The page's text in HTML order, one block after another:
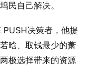
民自己解决。
PUSH决策者，他提
晗、取钱最少的萧
极选择带来的资源